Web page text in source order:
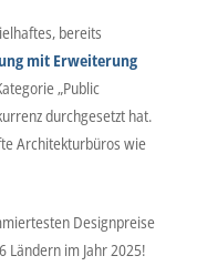
bereits
mit Erweiterung
„Public
durchgesetzt hat.
Architekturbüros wie
Designpreise
Ländern im Jahr 2025!